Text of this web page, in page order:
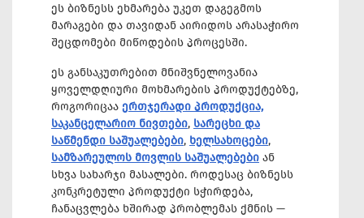
ეს ბიზნესს ეხმარება უკეთ დაგეგმოს
მარაგები და თავიდან აირიდოს არასაჭირო
შეცდომები მიწოდების პროცესში.
ეს განსაკუთრებით მნიშვნელოვანია
ყოველდღიური მოხმარების პროდუქტებზე,
როგორიცაა ერთჯერადი პროდუქცია,
საკანცელარიო ნივთები, სარეცხი და
საწმენდი საშუალებები, ხელსახოცები,
სამზარეულოს მოვლის საშუალებები ან
სხვა სახარჯი მასალები. როდესაც ბიზნესს
კონკრეტული პროდუქტი სჭირდება,
ჩანაცვლება ხშირად პრობლემას ქმნის —